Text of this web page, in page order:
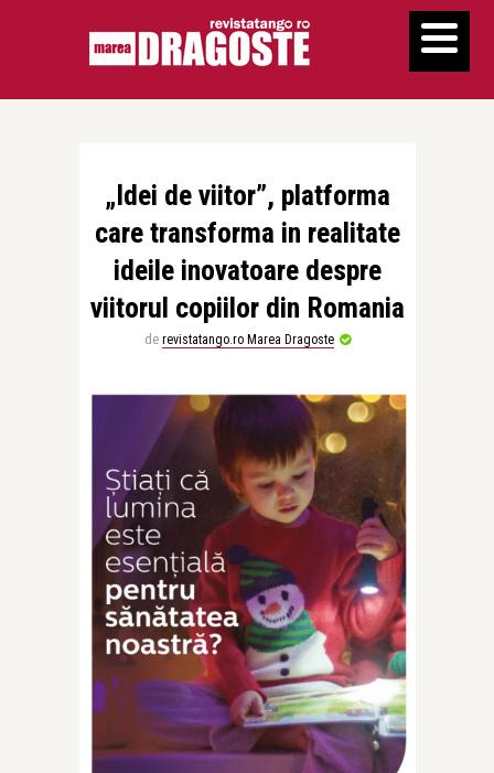
„Idei de viitor”, platforma
care transforma in realitate
ideile inovatoare despre
viitorul copiilor din Romania
de revistatango.ro Marea Dragoste